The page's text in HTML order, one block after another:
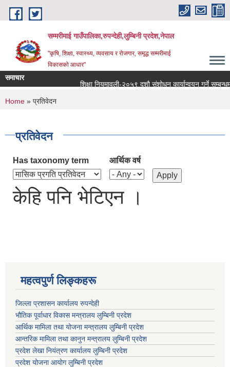
Skip to main content
सम्मरीमाई गाउँपालिका,रुपन्देही,लुम्बिनी प्रदेश,नेपाल
"कृषि, शिक्षा, स्वास्थ्य, व्यवसाय र रोजगार, समृद्ध सम्मरीमाई
विकासको आधार"
समाचार
शिक्षा नियमावली-२०५९ दशौ संशोधन कार्यान्वयन गर्ने सम्बन्धमा
You are here
Home » प्रतिवेदन
प्रतिवेदन
Has taxonomy term आर्थिक वर्ष
केहि पनि भेटिएन ।
महत्वपुर्ण लिङ्कहरू
जिल्ला प्रशासन कार्यालय रुपन्देही
भौतिक पूर्वाधार विकास मन्त्रालय लुम्बिनी प्रदेश
आर्थिक मामिला तथा योजना मन्त्रालय लुम्बिनी प्रदेश
आन्तरिक मामिला तथा कानुन मन्त्रालय लुम्बिनी प्रदेश
प्रदेश लेखा नियंत्रण कार्यालय लुम्बिनी प्रदेश
प्रदेश योजना आयोग लुम्बिनी प्रदेश